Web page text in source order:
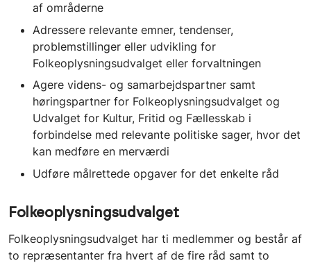
af områderne
Adressere relevante emner, tendenser,
problemstillinger eller udvikling for
Folkeoplysningsudvalget eller forvaltningen
Agere videns- og samarbejdspartner samt
høringspartner for Folkeoplysningsudvalget og
Udvalget for Kultur, Fritid og Fællesskab i
forbindelse med relevante politiske sager, hvor det
kan medføre en merværdi
Udføre målrettede opgaver for det enkelte råd
Folkeoplysningsudvalget
Folkeoplysningsudvalget har ti medlemmer og består af
to repræsentanter fra hvert af de fire råd samt to